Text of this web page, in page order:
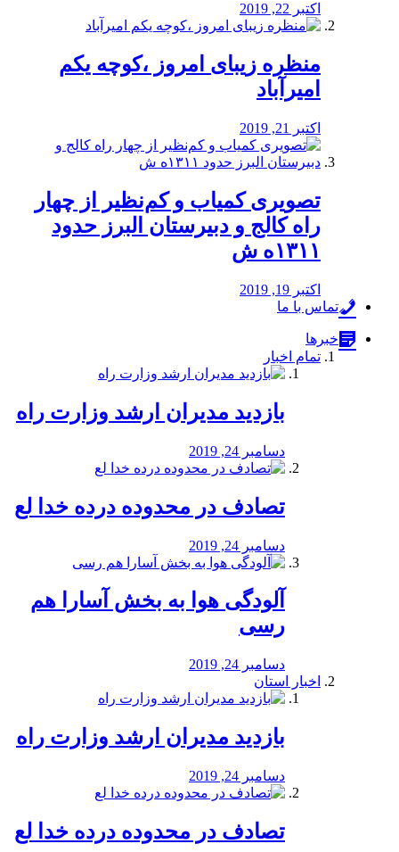
اکتبر 22, 2019
منظره‌‌ زیبای امروز ،کوچه یکم
امیرآباد
اکتبر 21, 2019
️تصویری کمیاب و کم‌نظیر از چهار
راه كالج و دبيرستان البرز حدود
۱۳۱۱ه ش
اکتبر 19, 2019
تماس با ما
خبرها
تمام اخبار
بازدید مدیران ارشد وزارت راه
دسامبر 24, 2019
تصادف در محدوده درده خدا لع
دسامبر 24, 2019
آلودگی هوا به بخش آسارا هم
رسی
دسامبر 24, 2019
اخبار استان
بازدید مدیران ارشد وزارت راه
دسامبر 24, 2019
تصادف در محدوده درده خدا لع